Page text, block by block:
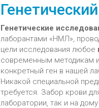
Генетические
лаборантами «НМЛ»,
цели исследования любое
современным методикам
конкретный ген в нашей
Никакой специальной
требуется. Забор крови
лаборатории, так и на дому